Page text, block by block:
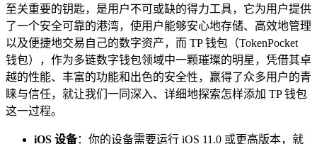
至关重要的钥匙，是用户不可或缺的得力工具，它为用户提供
了一个安全可靠的港湾，使用户能够安心地存储、高效地管理
以及便捷地交易自己的数字资产，而 TP 钱包（TokenPocket
钱包），作为多链数字钱包领域中一颗璀璨的明星，凭借其卓
越的性能、丰富的功能和出色的安全性，赢得了众多用户的青
睐与信任，就让我们一同深入、详细地探索怎样添加 TP 钱包
这一过程。
iOS 设备：你的设备需要运行 iOS 11.0 或更高版本，就